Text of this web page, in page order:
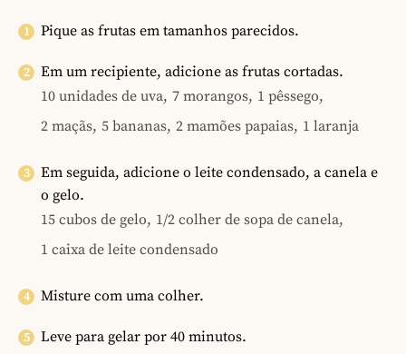
Pique as frutas em tamanhos parecidos.
Em um recipiente, adicione as frutas cortadas.
10 unidades de uva, 7 morangos, 1 pêssego,
2 maçãs, 5 bananas, 2 mamões papaias, 1 laranja
Em seguida, adicione o leite condensado, a canela e
o gelo.
15 cubos de gelo, 1/2 colher de sopa de canela,
1 caixa de leite condensado
Misture com uma colher.
Leve para gelar por 40 minutos.